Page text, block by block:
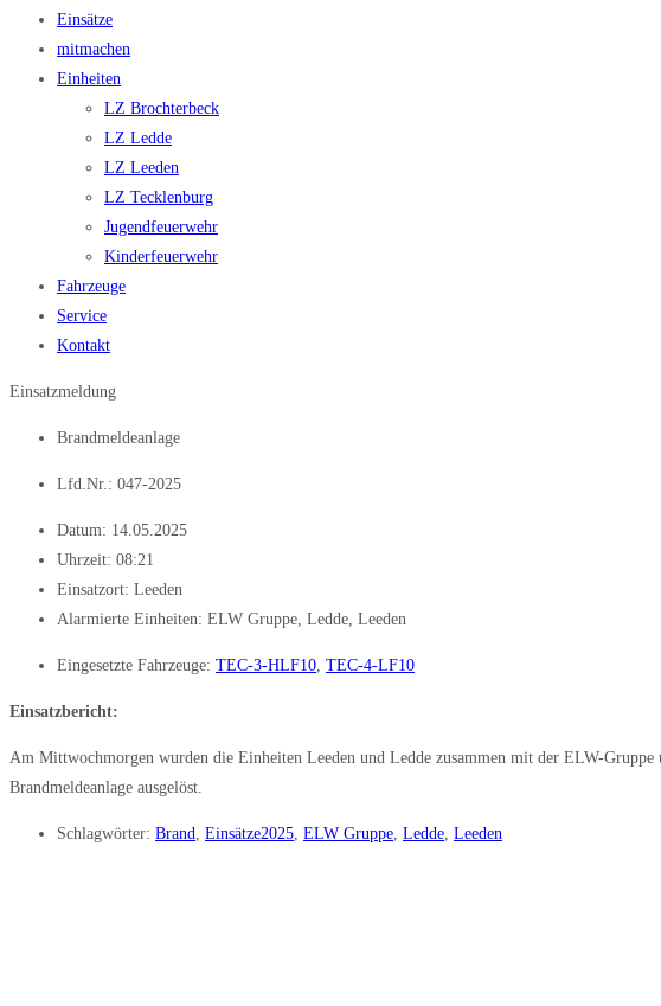
Einsätze
mitmachen
Einheiten
LZ Brochterbeck
LZ Ledde
LZ Leeden
LZ Tecklenburg
Jugendfeuerwehr
Kinderfeuerwehr
Fahrzeuge
Service
Kontakt
Einsatzmeldung
Brandmeldeanlage
Lfd.Nr.: 047-2025
Datum: 14.05.2025
Uhrzeit: 08:21
Einsatzort: Leeden
Alarmierte Einheiten: ELW Gruppe Ledde Leeden
Eingesetzte Fahrzeuge: TEC-3-HLF10 TEC-4-LF10
Einsatzbericht:
Am Mittwochmorgen wurden die Einheiten Leeden und Ledde zusammen mit der ELW-
Brandmeldeanlage ausgelöst.
Schlagwörter: Brand Einsätze2025 ELW Gruppe Ledde Leeden